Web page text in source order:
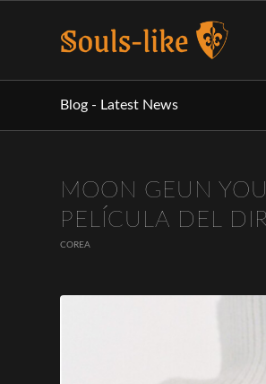
Blog - Latest News
MOON GEUN
PELÍCULA DEL
COREA